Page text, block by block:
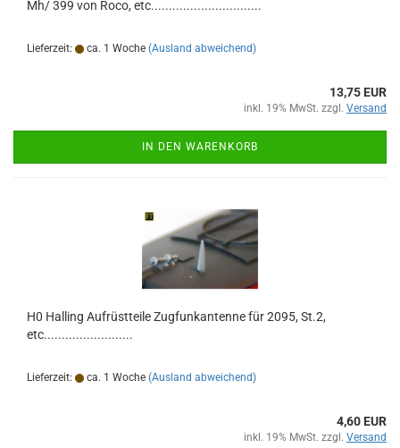
Mh/ 399 von Roco, etc...............................
Lieferzeit: ca. 1 Woche (Ausland abweichend)
13,75 EUR
inkl. 19% MwSt. zzgl. Versand
IN DEN WARENKORB
H0 Halling Aufrüstteile Zugfunkantenne für 2095, St.2,
etc.........................
Lieferzeit: ca. 1 Woche (Ausland abweichend)
4,60 EUR
inkl. 19% MwSt. zzgl. Versand